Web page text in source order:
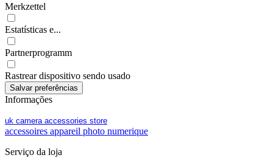
Merkzettel
Estatísticas e...
Partnerprogramm
Rastrear dispositivo sendo usado
Informações
uk camera accessories store
accessoires appareil photo numerique
Serviço da loja